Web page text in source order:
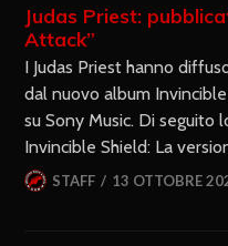
Judas Priest:
Attack”
I Judas Priest hanno
dal nuovo album
su Sony Music. Di seguito
Invincible Shield: La
STAFF 13 OTTOBRE